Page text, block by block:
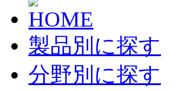
製品別に探す
分野別に探す